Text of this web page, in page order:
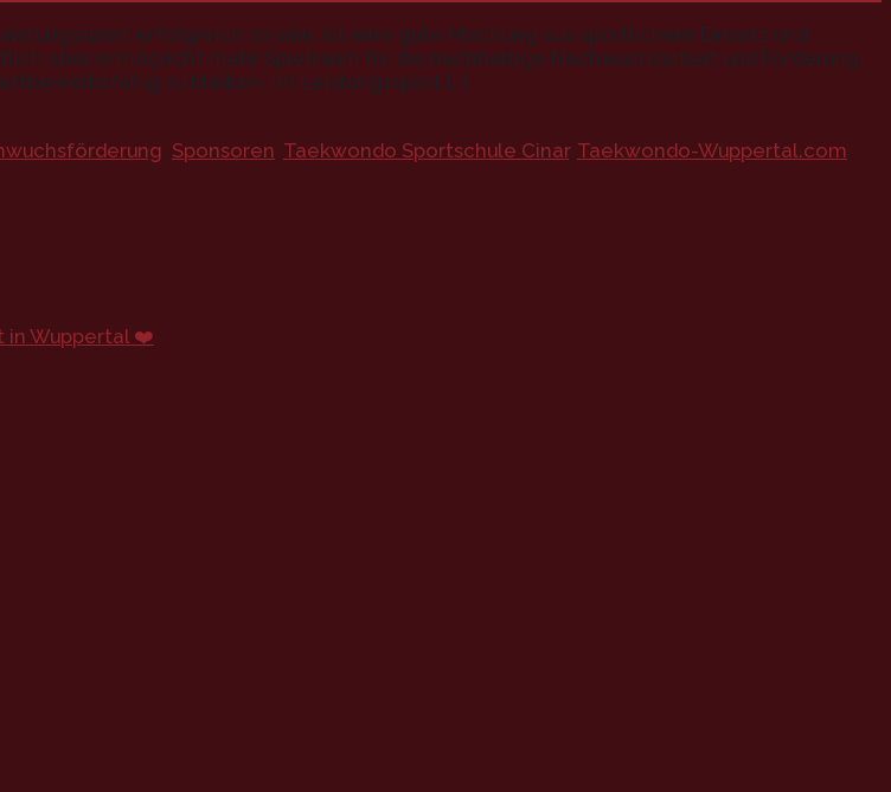
erfolgreich zu sein, ist eine gute Mischung aus sportlichem Einsatz und
aber ermöglicht mehr Spielraum für die nachhaltige Nachwuchsarbeit und Förderung
zu bleiben, im Leistungssport […]
Sponsoren Taekwondo Sportschule Cinar, Taekwondo-Wuppertal.com
in Wuppertal ❤️